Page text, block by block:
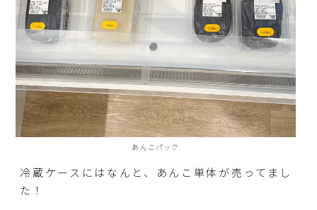
あんこパック
冷蔵ケースにはなんと、あんこ単体が売ってまし
た！